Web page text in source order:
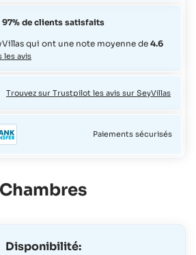
97% de clients satisfaits
qui ont une note moyenne de4.6
les avis
Trouvez sur Trustpilot les avis sur SeyVillas
Paiements sécurisés
Chambres
Disponibilité: